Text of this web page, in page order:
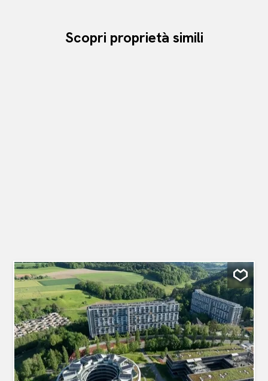
Scopri proprietà simili